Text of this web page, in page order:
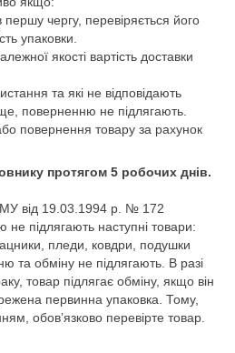
чергу, перевіряється його
упаковки.
якості вартість доставки
та які не відповідають
поверненню не підлягають.
повернення товару за рахунок
протягом 5 робочих днів.
від 19.03.1994 р. № 172
підлягають наступні товари:
пледи, ковдри, подушки
та обміну не підлягають. В разі
товар підлягає обміну, якщо він
первинна упаковка. Тому,
обов’язково перевірте товар.